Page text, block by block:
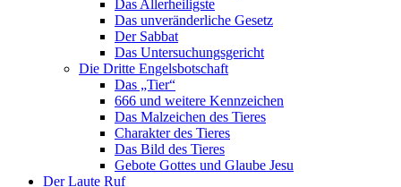
Das Allerheiligste
Das unveränderliche Gesetz
Der Sabbat
Das Untersuchungsgericht
Die Dritte Engelsbotschaft
Das „Tier“
666 und weitere Kennzeichen
Das Malzeichen des Tieres
Charakter des Tieres
Das Bild des Tieres
Gebote Gottes und Glaube Jesu
Der Laute Ruf